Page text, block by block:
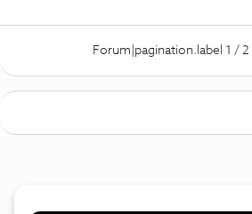
Forum|pagination.label 1 / 2